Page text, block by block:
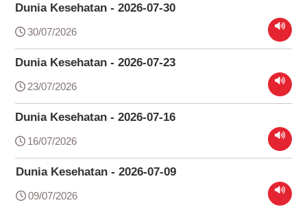
Dunia Kesehatan - 2026-07-30
30/07/2026
Dunia Kesehatan - 2026-07-23
23/07/2026
Dunia Kesehatan - 2026-07-16
16/07/2026
Dunia Kesehatan - 2026-07-09
09/07/2026